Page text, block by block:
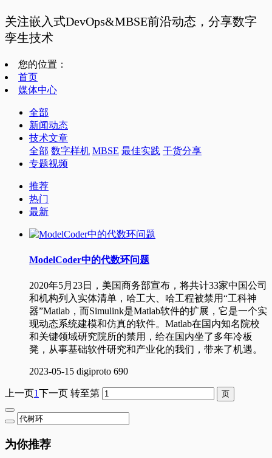
关注嵌入式DevOps&MBSE前沿动态，分享数字
孪生技术
您的位置：
首页
媒体中心
全部
新闻动态
技术文章
全部 数字样机 MBSE 最佳实践 干货分享
专题视频
推荐
热门
最新
ModelCoder中的代数环问题
2020年5月23日，美国商务部宣布，将共计33家中国公司
和机构列入实体清单，哈工大、哈工程被禁用“工科神
器”Matlab，而Simulink是Matlab软件的扩展，它是一个实
现动态系统建模和仿真的软件。Matlab在国内知名院校
和关键领域研究院所的禁用，给在国内坐了多年冷板
凳，从事基础软件研究和产业化的我们，带来了机遇。
2023-05-15 digiproto 690
上一页1下一页 转至第
为你推荐